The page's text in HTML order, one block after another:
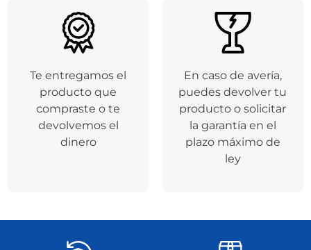
Te entregamos el
producto que
compraste o te
devolvemos el
dinero
En caso de avería,
puedes devolver tu
producto o solicitar
la garantía en el
plazo máximo de
ley